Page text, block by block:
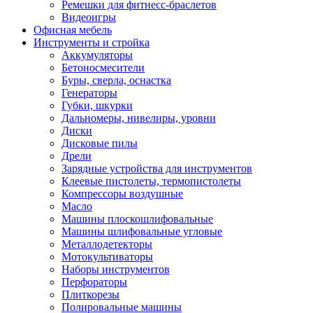
Ремешки для фитнесс-браслетов
Видеоигры
Офисная мебель
Инструменты и стройка
Аккумуляторы
Бетоносмесители
Буры, сверла, оснастка
Генераторы
Губки, шкурки
Дальномеры, нивелиры, уровни
Диски
Дисковые пилы
Дрели
Зарядные устройства для инструментов
Клеевые пистолеты, термопистолеты
Компрессоры воздушные
Масло
Машины плоскошлифовальные
Машины шлифовальные угловые
Металлодетекторы
Мотокультиваторы
Наборы инструментов
Перфораторы
Плиткорезы
Полировальные машины